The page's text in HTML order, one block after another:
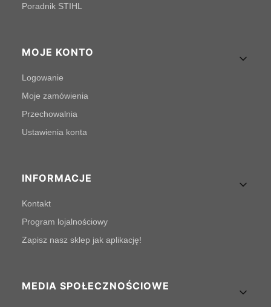
Poradnik STIHL
MOJE KONTO
Logowanie
Moje zamówienia
Przechowalnia
Ustawienia konta
INFORMACJE
Kontakt
Program lojalnościowy
Zapisz nasz sklep jak aplikację!
MEDIA SPOŁECZNOŚCIOWE